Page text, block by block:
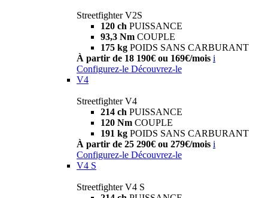
Streetfighter V2S
120 ch PUISSANCE
93,3 Nm COUPLE
175 kg POIDS SANS CARBURANT
À partir de 18 190€ ou 169€/mois i
Configurez-le Découvrez-le
V4
Streetfighter V4
214 ch PUISSANCE
120 Nm COUPLE
191 kg POIDS SANS CARBURANT
À partir de 25 290€ ou 279€/mois i
Configurez-le Découvrez-le
V4 S
Streetfighter V4 S